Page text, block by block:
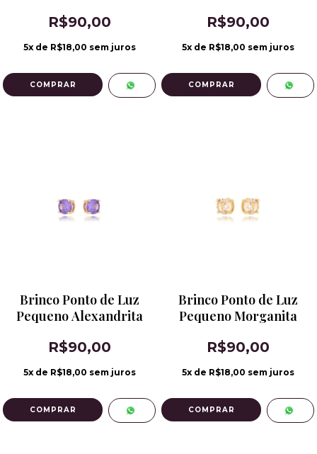
R$90,00
5x de R$18,00 sem juros
R$90,00
5x de R$18,00 sem juros
Brinco Ponto de Luz
Pequeno Alexandrita
R$90,00
5x de R$18,00 sem juros
Brinco Ponto de Luz
Pequeno Morganita
R$90,00
5x de R$18,00 sem juros